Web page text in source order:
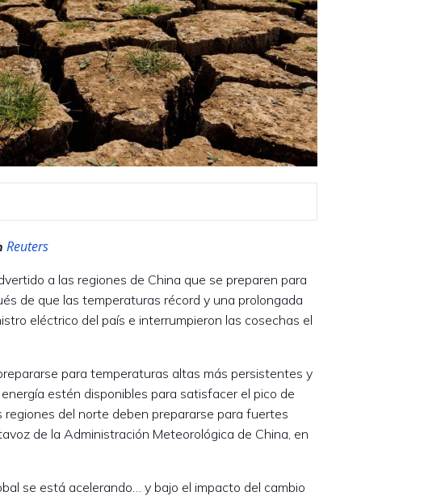
Reuters
a las regiones de China que se preparen para
de que las temperaturas récord y una prolongada
eléctrico del país e interrumpieron las cosechas el
para temperaturas altas más persistentes y
estén disponibles para satisfacer el pico de
del norte deben prepararse para fuertes
de la Administración Meteorológica de China, en
se está acelerando… y bajo el impacto del cambio